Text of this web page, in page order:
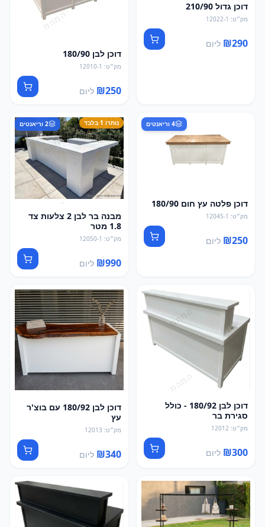
דוכן גדול 210/90
מק״ט:
12022-1
₪290
ליום
דוכן לבן 180/90
מק״ט:
12010-1
₪250 ליום
4 וריאנטים
דוכן פלטה עץ חום 180/90
מק״ט:
12045-1
₪250 ליום
2 וריאנטים נותרו 1 בלבד
מבנה בר לבן 2 צלעות צד
1.8 מטר
מק״ט:
12050-1
₪990 ליום
דוכן לבן 180/92 - כולל
סגירת בר
מק״ט:
12012
₪300 ליום
דוכן לבן 180/92 עם בוצ'ר
עץ
מק״ט:
12013
₪340 ליום